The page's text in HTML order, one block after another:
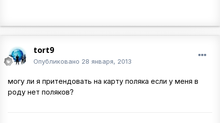
tort9
Опубликовано 28 января, 2013
могу ли я притендовать на карту поляка если у меня в
роду нет поляков?